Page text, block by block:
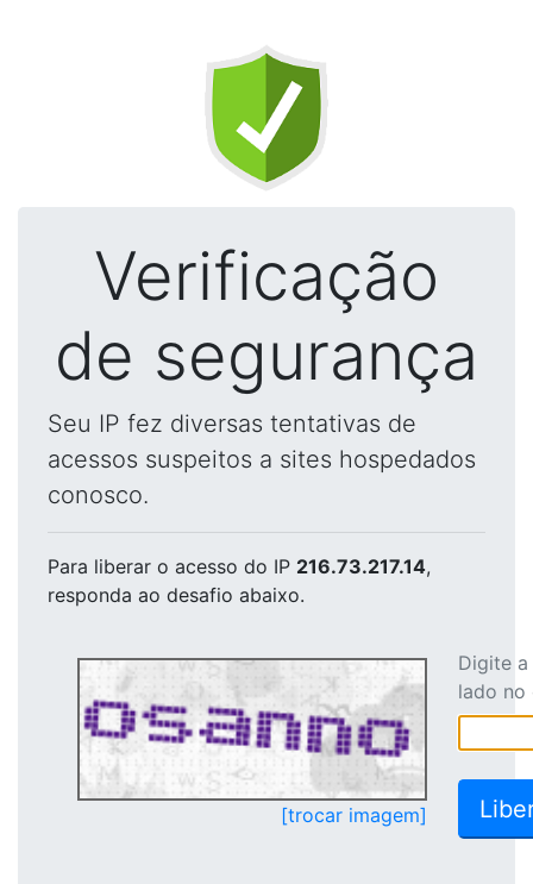
Verificação
de segurança
Seu IP fez diversas tentativas de
acessos suspeitos a sites hospedados
conosco.
Para liberar o acesso do IP 216.73.217.14,
responda ao desafio abaixo.
[trocar imagem]
Digite
lado no